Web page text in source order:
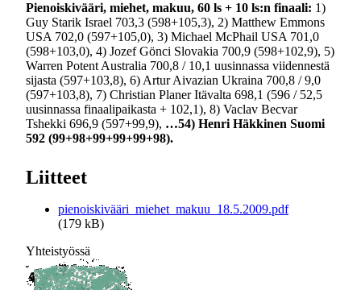
Pienoiskivääri, miehet, makuu, 60 ls + 10 ls:n finaali: 1)
Guy Starik Israel 703,3 (598+105,3), 2) Matthew Emmons
USA 702,0 (597+105,0), 3) Michael McPhail USA 701,0
(598+103,0), 4) Jozef Gönci Slovakia 700,9 (598+102,9), 5)
Warren Potent Australia 700,8 / 10,1 uusinnassa viidennestä
sijasta (597+103,8), 6) Artur Aivazian Ukraina 700,8 / 9,0
(597+103,8), 7) Christian Planer Itävalta 698,1 (596 / 52,5
uusinnassa finaalipaikasta + 102,1), 8) Vaclav Becvar
Tshekki 696,9 (597+99,9), …54) Henri Häkkinen Suomi
592 (99+98+99+99+99+98).
Liitteet
pienoiskivääri_miehet_makuu_18.5.2009.pdf
(179 kB)
Yhteistyössä